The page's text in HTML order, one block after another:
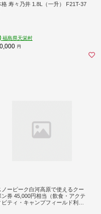
格 寿々乃井 1.8L（一升） F21T-37
福島県天栄村
円
ノーピーク白河高原で使えるクー
ン券 45,000円相当（飲食・アクテ
ビティ・キャンプフィールド利用